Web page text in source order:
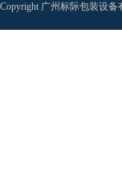
Copyright 广州标际包装设备